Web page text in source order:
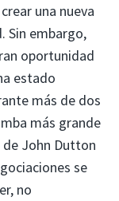
una nueva
Sin embargo,
oportunidad
estado
más de dos
más grande
John Dutton
se
no